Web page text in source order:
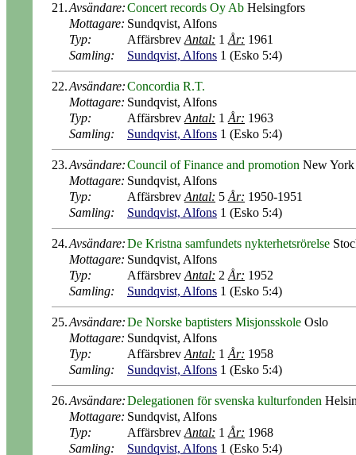
21.Avsändare:Concert records Oy Ab Helsingfors
Mottagare: Sundqvist, Alfons
Typ:
Affärsbrev Antal: 1 År: 1961
Samling:
Sundqvist, Alfons 1 (Esko 5:4)
22.Avsändare:Concordia R.T.
Mottagare: Sundqvist, Alfons
Typ:
Affärsbrev Antal: 1 År: 1963
Samling:
Sundqvist, Alfons 1 (Esko 5:4)
23.Avsändare:Council of Finance and promotion New York
Mottagare: Sundqvist, Alfons
Typ:
Affärsbrev Antal: 5 År: 1950-1951
Samling:
Sundqvist, Alfons 1 (Esko 5:4)
24.Avsändare:De Kristna samfundets nykterhetsrörelse
Mottagare: Sundqvist, Alfons
Typ:
Affärsbrev Antal: 2 År: 1952
Samling:
Sundqvist, Alfons 1 (Esko 5:4)
25.Avsändare:De Norske baptisters Misjonsskole Oslo
Mottagare: Sundqvist, Alfons
Typ:
Affärsbrev Antal: 1 År: 1958
Samling:
Sundqvist, Alfons 1 (Esko 5:4)
26.Avsändare:Delegationen för svenska kulturfonden
Mottagare: Sundqvist, Alfons
Typ:
Affärsbrev Antal: 1 År: 1968
Samling:
Sundqvist, Alfons 1 (Esko 5:4)